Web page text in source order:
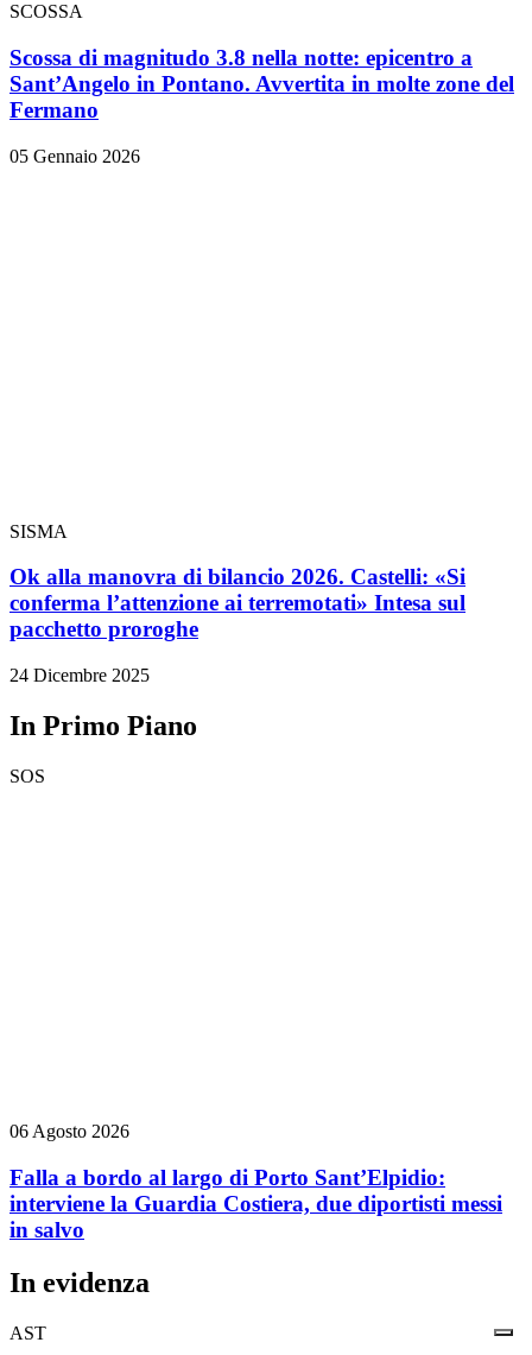
SCOSSA
Scossa di magnitudo 3.8 nella notte: epicentro a
Sant’Angelo in Pontano. Avvertita in molte zone del
Fermano
05 Gennaio 2026
SISMA
Ok alla manovra di bilancio 2026. Castelli: «Si
conferma l’attenzione ai terremotati» Intesa sul
pacchetto proroghe
24 Dicembre 2025
In Primo Piano
SOS
06 Agosto 2026
Falla a bordo al largo di Porto Sant’Elpidio:
interviene la Guardia Costiera, due diportisti messi
in salvo
In evidenza
AST